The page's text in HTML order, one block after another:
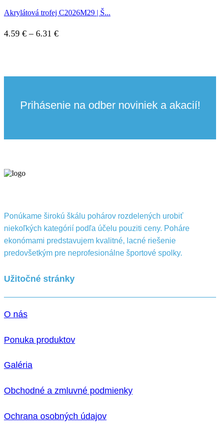
through
Akrylátová trofej C2026M29 | Š...
4.59 € – 6.31 €Price
through
Prihásenie na odber noviniek a akacií!
Ponúkame širokú škálu pohárov rozdelených urobiť
niekoľkých kategórií podľa účelu pouziti ceny. Poháre
ekonómami predstavujem kvalitné, lacné riešenie
predovšetkým pre neprofesionálne športové spolky.
Užitočné stránky
O nás
Ponuka produktov
Galéria
Obchodné a zmluvné podmienky
Ochrana osobných údajov